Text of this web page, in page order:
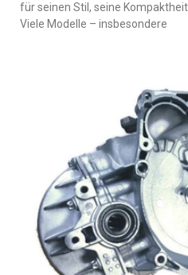
für seinen Stil, seine
Viele Modelle – insbesondere